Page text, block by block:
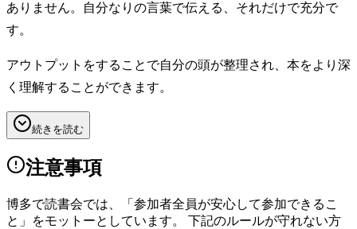
ありません。自分なりの言葉で伝える、それだけで充分で
す。
アウトプットをすることで自分の頭が整理され、本をより深
く理解することができます。
続きを読む
注意事項
博多で読書会では、「参加者全員が安心して参加できるこ
と」をモットーとしています。 下記のルールが守れない方